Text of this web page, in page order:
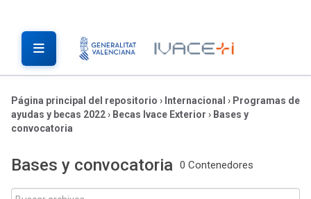
Página principal del repositorio › Internacional › Programas de
ayudas y becas 2022› Becas Ivace Exterior › Bases y
convocatoria
Bases y convocatoria 0 Contenedores